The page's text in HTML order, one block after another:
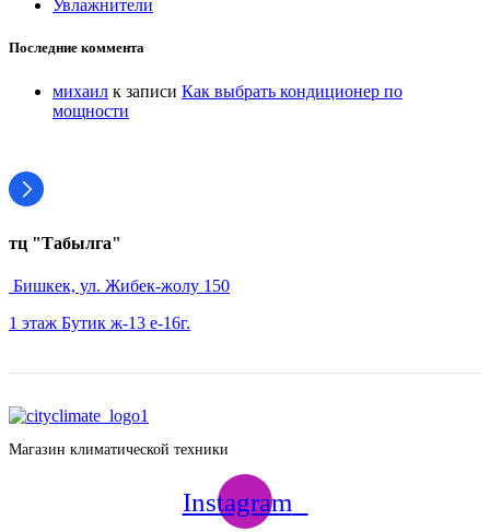
Увлажнители
Последние коммента
михаил к записи Как выбрать кондиционер по
мощности
тц "Табылга"
Бишкек, ул. Жибек-жолу 150
1 этаж Бутик ж-13 е-16г.
Магазин климатической техники
Instagram